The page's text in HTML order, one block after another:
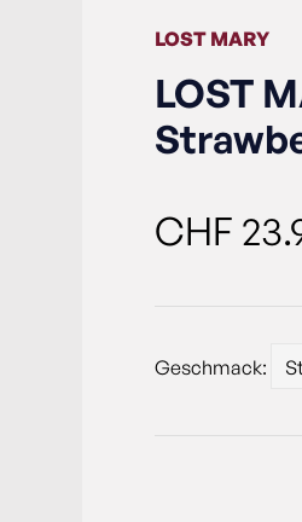
LOST MARY
LOST
CHF
Geschmack: